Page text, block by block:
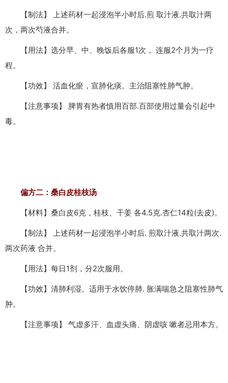
【制法】 上述药材一起浸泡半小时后.煎 取汁液.共取汁两
次，两次芍液合并。
【用法】选分早、中、晚饭后各服1次， 连服2个月为一疗
程。
【功效】 活血化瘀，宣肺化痰。主治阻塞性肺气肿。
【注意事项】 脾胃有热者慎用百部.百部使用过量会引起中
毒。
偏方二：桑白皮桂枝汤
【材料】桑白皮6克，桂枝、干姜 各4.5克.杏仁14粒(去皮)。
【制法】 上述药材一起浸泡半小时后. 煎取汁液.共取汁两次.
两次药液 合并。
【用法】每日1剂，分2次服用。
【功效】清肺利湿。适用于水饮停肺. 胀满喘急之阻塞性肺气
肿。
【注意事项】 气虚多汗、血虚头痛、阴虚咳 嗽者忌用本方。